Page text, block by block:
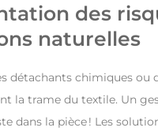
des
naturelles
détachants chimiques
la trame du textile. Un
dans la pièce ! Les